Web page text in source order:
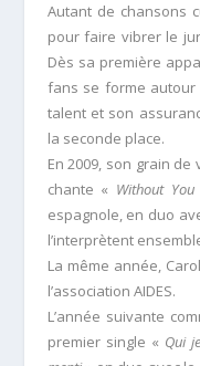
Autant de chansons
pour faire vibrer le
Dès sa première
fans se forme autour
talent et son
la seconde place.
En 2009, son grain
chante « Without You
espagnole, en duo
l’interprètent
La même année,
l’association AIDES.
L’année suivante
premier single « Qui